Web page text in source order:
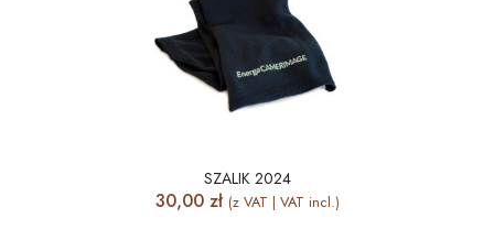
SZALIK 2024
30,00 zł (z VAT | VAT incl.)